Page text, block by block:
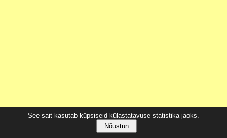
See sait kasutab küpsiseid külastatavuse statistika jaoks.
Nõustun